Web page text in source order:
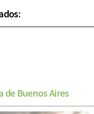
de Buenos Aires